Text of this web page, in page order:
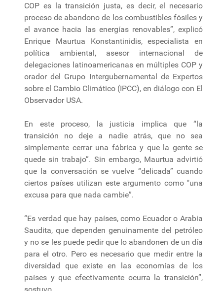
COP es la transición justa, es decir, el necesario
proceso de abandono de los combustibles fósiles y
el avance hacia las energías renovables”, explicó
Enrique Maurtua Konstantinidis, especialista en
política ambiental, asesor internacional de
delegaciones latinoamericanas en múltiples COP y
orador del Grupo Intergubernamental de Expertos
sobre el Cambio Climático (IPCC), en diálogo con El
Observador USA.
En este proceso, la justicia implica que “la
transición no deje a nadie atrás, que no sea
simplemente cerrar una fábrica y que la gente se
quede sin trabajo”. Sin embargo, Maurtua advirtió
que la conversación se vuelve “delicada” cuando
ciertos países utilizan este argumento como "una
excusa para que nada cambie”.
“Es verdad que hay países, como Ecuador o Arabia
Saudita, que dependen genuinamente del petróleo
y no se les puede pedir que lo abandonen de un día
para el otro. Pero es necesario que medir entre la
diversidad que existe en las economías de los
países y que efectivamente ocurra la transición”,
sostuvo.